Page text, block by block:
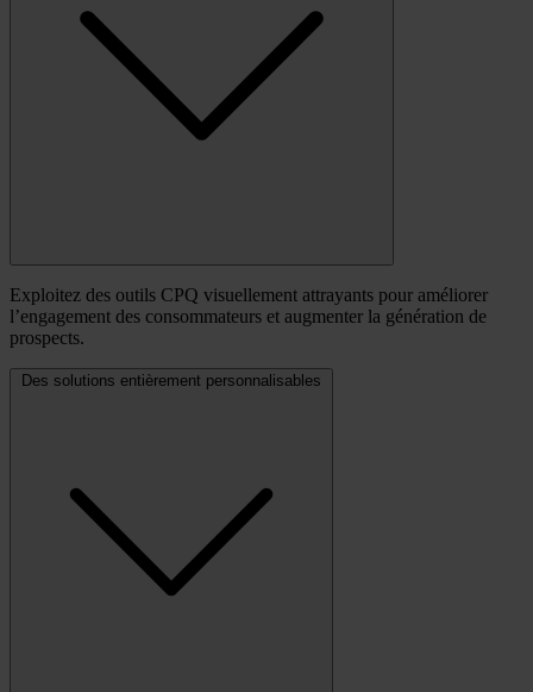
Exploitez des outils CPQ visuellement attrayants pour améliorer
l’engagement des consommateurs et augmenter la génération de
prospects.
Des solutions entièrement personnalisables